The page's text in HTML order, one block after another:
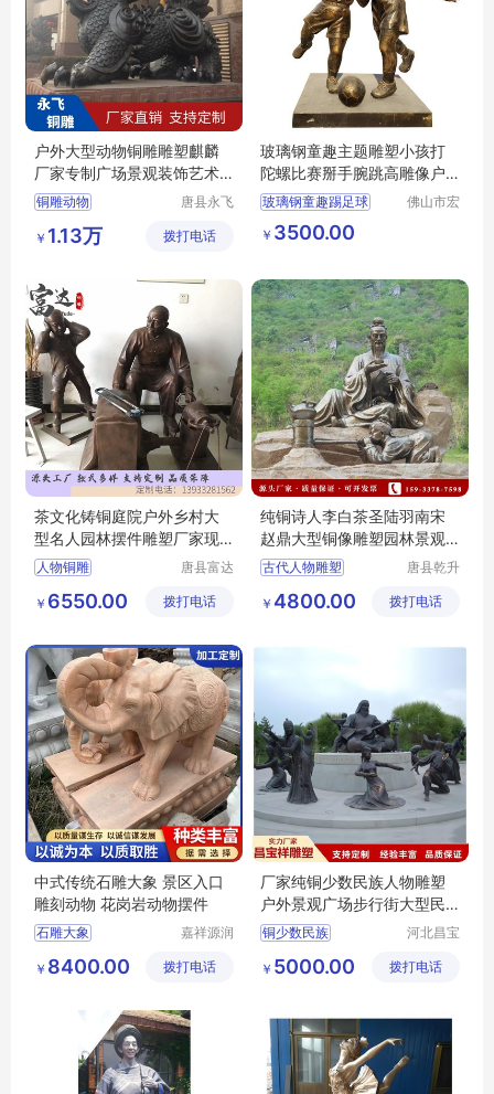
户外大型动物铜雕雕塑麒麟
厂家专制广场景观装饰艺术
品摆件
铜雕动物
唐县永飞
品销售有
￥ 1.13万 拨打电话
玻璃钢童趣主题雕塑小孩打
陀螺比赛掰手腕跳高雕像户
外校园摆件
玻璃钢童趣踢足球
广西玻璃钢雕塑
玻璃钢童趣雕塑
佛山市宏
￥ 3500.00
茶文化铸铜庭院户外乡村大
型名人园林摆件雕塑厂家现
货
人物铜雕
唐县富达
￥ 6550.00 拨打电话
纯铜诗人李白茶圣陆羽南宋
赵鼎大型铜像雕塑园林景观
户外摆件定制
古代人物雕塑
唐县乾升
品销售有
￥ 4800.00 拨打电话
中式传统石雕大象 景区入口
雕刻动物 花岗岩动物摆件
石雕大象
景区入口雕刻动物
嘉祥源润
公司
￥ 8400.00 拨打电话
厂家纯铜少数民族人物雕塑
户外景观广场步行街大型民
族文化铜摆件
铜少数民族
河北昌宝
艺品制造
￥ 5000.00 拨打电话